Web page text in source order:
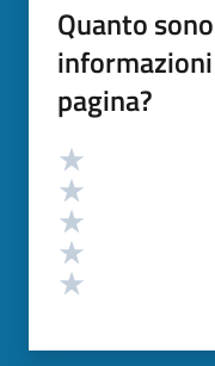
Quanto
pagina?
Valutazione